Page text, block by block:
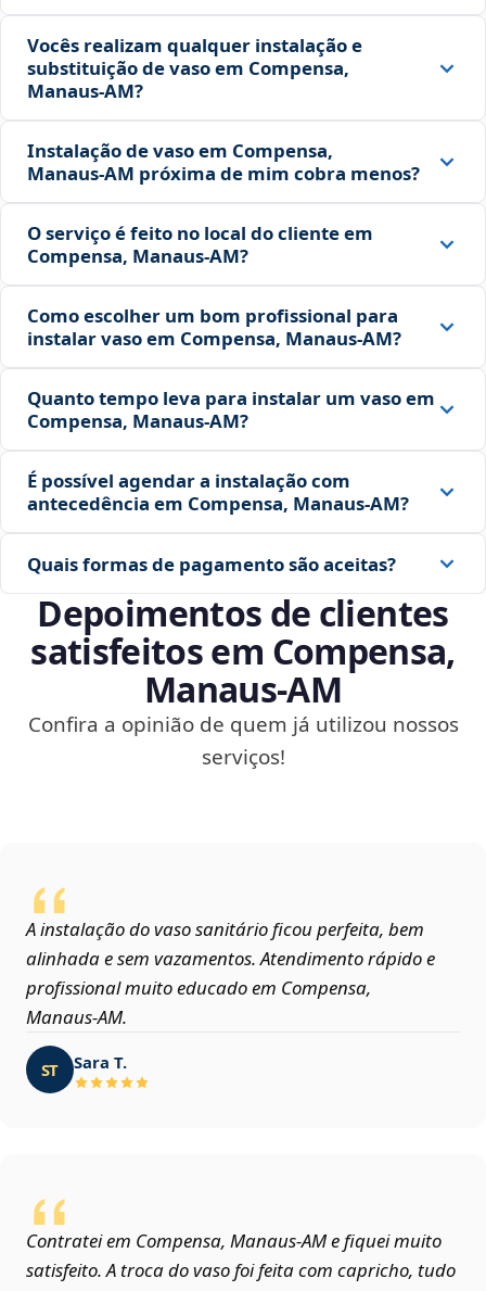
Vocês realizam qualquer instalação e
substituição de vaso em Compensa,
Manaus‑AM?
Instalação de vaso em Compensa,
Manaus‑AM próxima de mim cobra menos?
O serviço é feito no local do cliente em
Compensa, Manaus‑AM?
Como escolher um bom profissional para
instalar vaso em Compensa, Manaus‑AM?
Quanto tempo leva para instalar um vaso em
Compensa, Manaus‑AM?
É possível agendar a instalação com
antecedência em Compensa, Manaus‑AM?
Quais formas de pagamento são aceitas?
Depoimentos de clientes
satisfeitos em Compensa,
Manaus‑AM
Confira a opinião de quem já utilizou nossos
serviços!
A instalação do vaso sanitário ficou perfeita, bem
alinhada e sem vazamentos. Atendimento rápido e
profissional muito educado em Compensa,
Manaus‑AM.
ST Sara T.
Contratei em Compensa, Manaus‑AM e fiquei muito
satisfeito. A troca do vaso foi feita com capricho, tudo